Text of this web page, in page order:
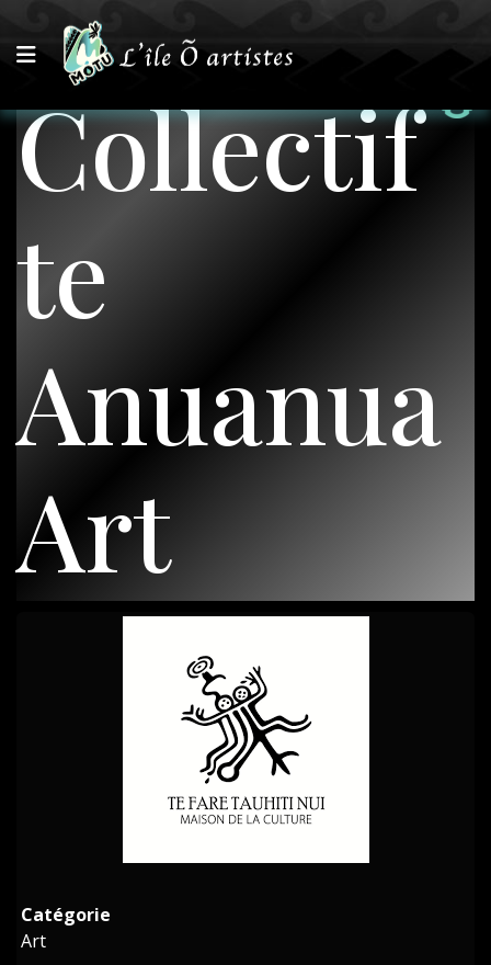
Collectif
te
Anuanua
Art
Catégorie
Art